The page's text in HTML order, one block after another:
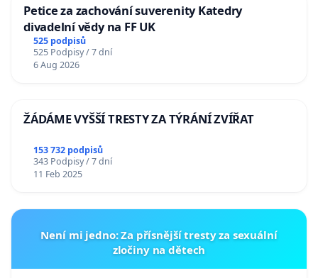
Petice za zachování suverenity Katedry
divadelní vědy na FF UK
525 podpisů
525 Podpisy / 7 dní
6 Aug 2026
ŽÁDÁME VYŠŠÍ TRESTY ZA TÝRÁNÍ ZVÍŘAT
153 732 podpisů
343 Podpisy / 7 dní
11 Feb 2025
Není mi jedno: Za přísnější tresty za sexuální
zločiny na dětech